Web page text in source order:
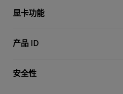
显卡功能
产品 ID
安全性